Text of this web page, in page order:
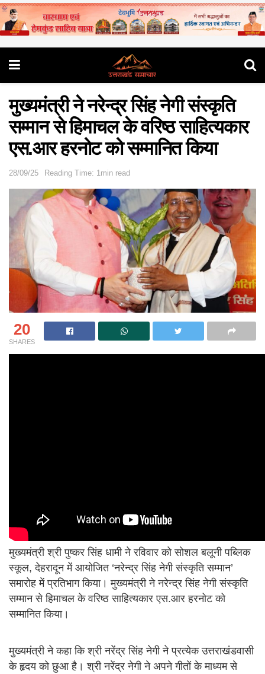
मुख्यमंत्री ने नरेन्द्र सिंह नेगी संस्कृति
सम्मान से हिमाचल के वरिष्ठ साहित्यकार
एस.आर हरनोट को सम्मानित किया
28/09/25 Reading Time: 1min read
20
SHARES
मुख्यमंत्री श्री पुष्कर सिंह धामी ने रविवार को सोशल बलूनी पब्लिक
स्कूल, देहरादून में आयोजित ‘नरेन्द्र सिंह नेगी संस्कृति सम्मान’
समारोह में प्रतिभाग किया। मुख्यमंत्री ने नरेन्द्र सिंह नेगी संस्कृति
सम्मान से हिमाचल के वरिष्ठ साहित्यकार एस.आर हरनोट को
सम्मानित किया।
मुख्यमंत्री ने कहा कि श्री नरेंद्र सिंह नेगी ने प्रत्येक उत्तराखंडवासी
के हृदय को छुआ है। श्री नरेंद्र नेगी ने अपने गीतों के माध्यम से